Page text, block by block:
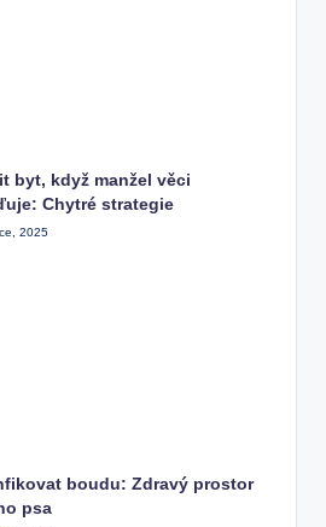
byt, když manžel věci
Chytré strategie
2025
boudu: Zdravý prostor
psa